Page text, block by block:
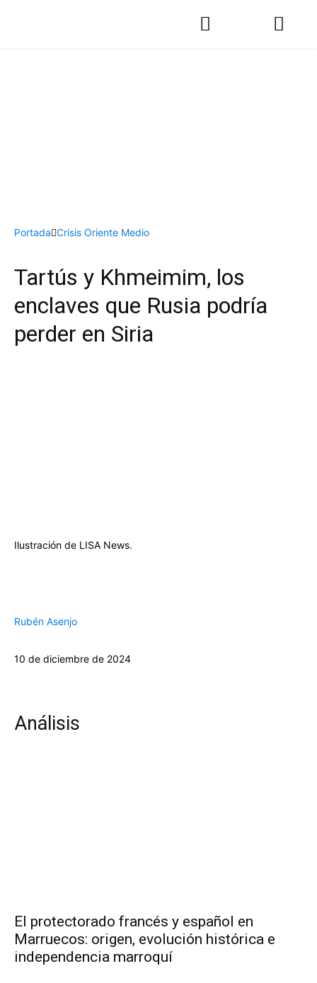
Portada Crisis Oriente Medio
Tartús y Khmeimim, los
enclaves que Rusia podría
perder en Siria
Ilustración de LISA News.
Rubén Asenjo
10 de diciembre de 2024
Análisis
El protectorado francés y español en
Marruecos: origen, evolución histórica e
independencia marroquí